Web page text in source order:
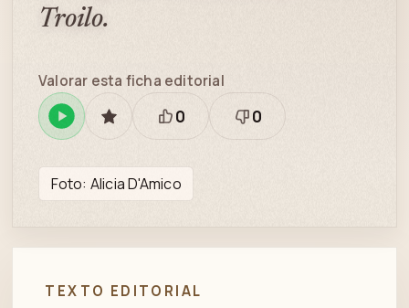
Troilo.
Reproducir
Spotify
GUARDAR
Valorar esta ficha editorial
Está
0
Necesita
0
Foto: Alicia D'Amico
TEXTO EDITORIAL